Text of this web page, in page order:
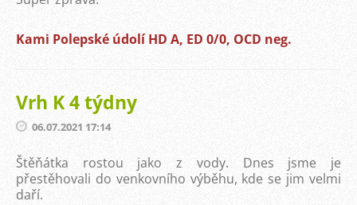
Kami Polepské údolí HD A, ED 0/0, OCD neg.
Vrh K 4 týdny
06.07.2021 17:14
Štěňátka rostou jako z vody. Dnes jsme je
přestěhovali do venkovního výběhu, kde se jim velmi
daří.